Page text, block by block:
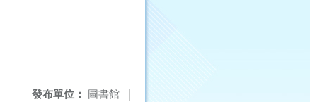
發布單位： 圖書館 |